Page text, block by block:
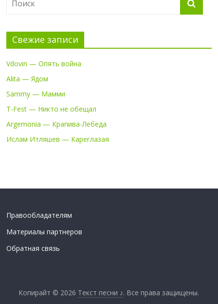
Свежие записи
Vdovin — Опять война
Alita — Ядом
Sammy — Мамми
T-Fest — Никто не обещал
Argemonia — Крапива-Лебеда
Ислам Итляшев — Кареглазая
Правообладателям
Материалы партнеров
Обратная связь
Копирайт © 2026 Текст песни ♪. Все права защищены.